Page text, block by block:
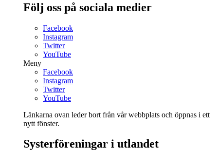
Följ oss på sociala medier
Facebook
Instagram
Twitter
YouTube
Meny
Facebook
Instagram
Twitter
YouTube
Länkarna ovan leder bort från vår webbplats och öppnas i ett
nytt fönster.
Systerföreningar i utlandet